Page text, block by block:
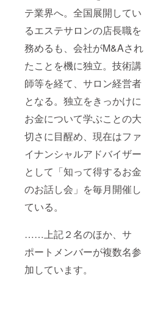
テ業界へ。全国展開してい
るエステサロンの店長職を
務めるも、会社がM&Aされ
たことを機に独立。技術講
師等を経て、サロン経営者
となる。独立をきっかけに
お金について学ぶことの大
切さに目醒め、現在はファ
イナンシャルアドバイザー
として「知って得するお金
のお話し会」を毎月開催し
ている。
……上記２名のほか、サ
ポートメンバーが複数名参
加しています。